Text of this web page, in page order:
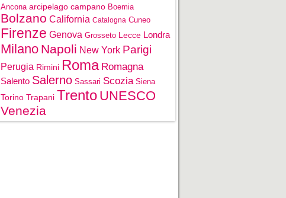
Ancona arcipelago campano Boemia
Bolzano California Catalogna Cuneo
Firenze Genova Grosseto Lecce Londra
Milano Napoli New York Parigi
Perugia Rimini Roma Romagna
Salento Salerno Sassari Scozia Siena
Torino Trapani Trento UNESCO
Venezia